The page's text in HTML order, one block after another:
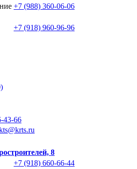
+7 (988) 360-06-06
+7 (918) 960-96-96
43-66
8
+7 (918) 660-66-44